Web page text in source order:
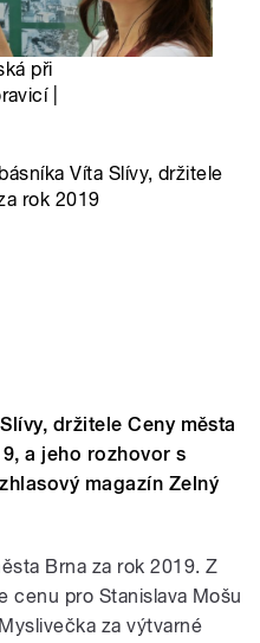
při
|
Víta Slívy, držitele
rok 2019
držitele Ceny města
a jeho rozhovor s
magazín Zelný
Brna za rok 2019. Z
cenu pro Stanislava Mošu
za výtvarné